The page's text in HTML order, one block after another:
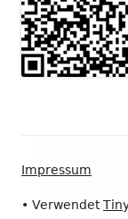
Inhalt
Impressum
• Verwendet